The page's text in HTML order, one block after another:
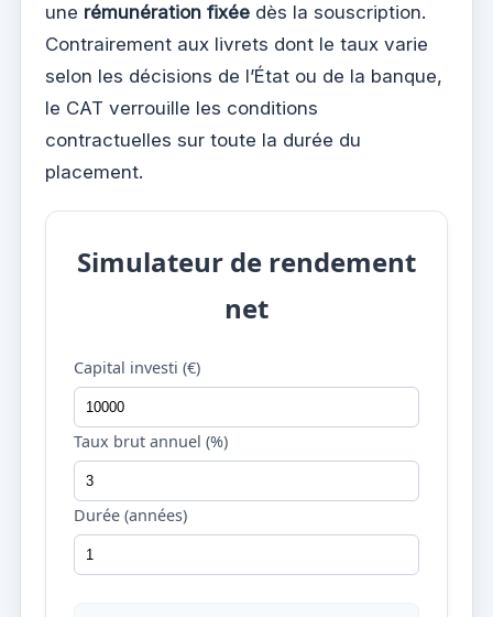
une rémunération fixée dès la souscription.
Contrairement aux livrets dont le taux varie
selon les décisions de l’État ou de la banque,
le CAT verrouille les conditions
contractuelles sur toute la durée du
placement.
Simulateur de rendement
net
Capital investi (€)
Taux brut annuel (%)
Durée (années)